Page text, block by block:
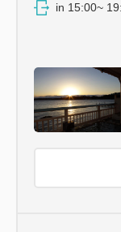
in 15:00~